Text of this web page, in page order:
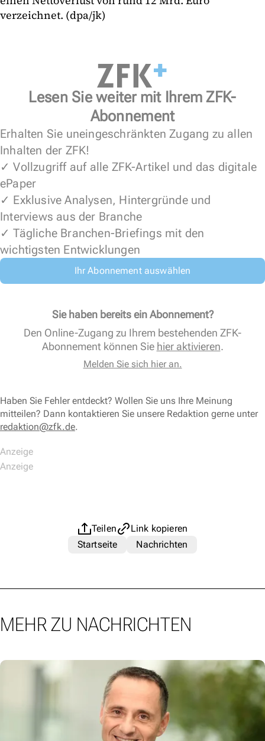
verzeichnet. (dpa/jk)
Lesen Sie weiter mit Ihrem ZFK-
Abonnement
Erhalten Sie uneingeschränkten Zugang zu allen
Inhalten der ZFK!
✓ Vollzugriff auf alle ZFK-Artikel und das digitale
ePaper
✓ Exklusive Analysen, Hintergründe und
Interviews aus der Branche
✓ Tägliche Branchen-Briefings mit den
wichtigsten Entwicklungen
Ihr Abonnement auswählen
Sie haben bereits ein Abonnement?
Den Online-Zugang zu Ihrem bestehenden ZFK-
Abonnement können Sie hier aktivieren.
Melden Sie sich hier an.
Haben Sie Fehler entdeckt? Wollen Sie uns Ihre Meinung
mitteilen? Dann kontaktieren Sie unsere Redaktion gerne unter
redaktion@zfk.de.
Teilen
Link kopieren
Startseite
Nachrichten
MEHR ZU NACHRICHTEN